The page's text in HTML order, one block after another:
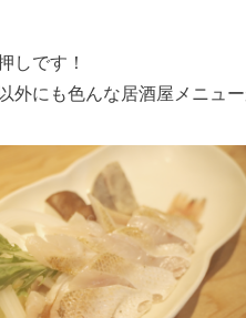
しです！
外にも色んな居酒屋メニュ